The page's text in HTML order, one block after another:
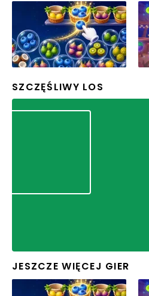
SZCZĘŚLIWY LOS
JESZCZE WIĘCEJ GIER